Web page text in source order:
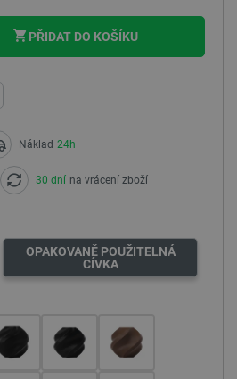
PŘIDAT DO KOŠÍKU
Náklad 24h
30 dní na vrácení zboží
OPAKOVANĚ POUŽITELNÁ
CÍVKA